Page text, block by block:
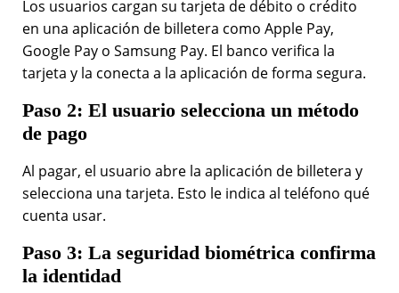
Los usuarios cargan su tarjeta de débito o crédito
en una aplicación de billetera como Apple Pay,
Google Pay o Samsung Pay. El banco verifica la
tarjeta y la conecta a la aplicación de forma segura.
Paso 2: El usuario selecciona un método
de pago
Al pagar, el usuario abre la aplicación de billetera y
selecciona una tarjeta. Esto le indica al teléfono qué
cuenta usar.
Paso 3: La seguridad biométrica confirma
la identidad